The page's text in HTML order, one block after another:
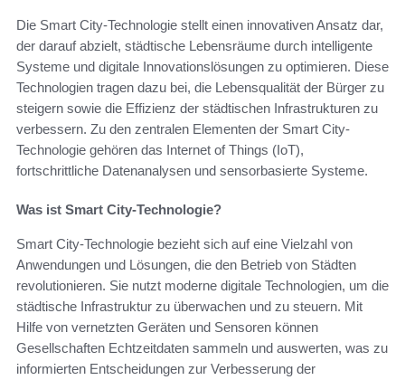
Die Smart City-Technologie stellt einen innovativen Ansatz dar,
der darauf abzielt, städtische Lebensräume durch intelligente
Systeme und digitale Innovationslösungen zu optimieren. Diese
Technologien tragen dazu bei, die Lebensqualität der Bürger zu
steigern sowie die Effizienz der städtischen Infrastrukturen zu
verbessern. Zu den zentralen Elementen der Smart City-
Technologie gehören das Internet of Things (IoT),
fortschrittliche Datenanalysen und sensorbasierte Systeme.
Was ist Smart City-Technologie?
Smart City-Technologie bezieht sich auf eine Vielzahl von
Anwendungen und Lösungen, die den Betrieb von Städten
revolutionieren. Sie nutzt moderne digitale Technologien, um die
städtische Infrastruktur zu überwachen und zu steuern. Mit
Hilfe von vernetzten Geräten und Sensoren können
Gesellschaften Echtzeitdaten sammeln und auswerten, was zu
informierten Entscheidungen zur Verbesserung der